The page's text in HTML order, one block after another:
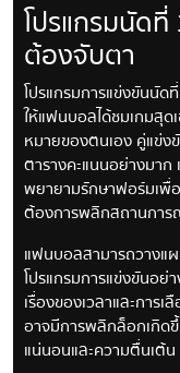
โปรแกรมนัด
ต้องจับตา
โปรแกรมการแข่งขันนัด
ให้แฟนบอลได้ชมเกมสุด
หมายของตนเอง คู่แข่
ตารางคะแนนอย่างมา
พยายามรักษาฟอร์มเพื่
ต้องการพลิกสถานการ
แฟนบอลสามารถวางแ
โปรแกรมการแข่งขันอย่
เรื่องของเวลาและการ
อาจมีการพลิกล็อกเกิด
แน่นอนและความตื่นเต้น